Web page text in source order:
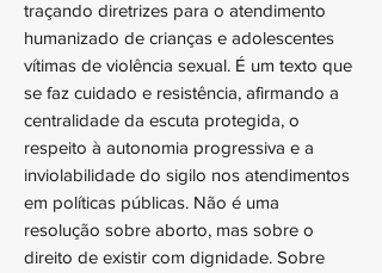
traçando diretrizes para o atendimento
humanizado de crianças e adolescentes
vítimas de violência sexual. É um texto que
se faz cuidado e resistência, afirmando a
centralidade da escuta protegida, o
respeito à autonomia progressiva e a
inviolabilidade do sigilo nos atendimentos
em políticas públicas. Não é uma
resolução sobre aborto, mas sobre o
direito de existir com dignidade. Sobre